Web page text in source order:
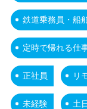
鉄道乗務員・船
定時で帰れる仕
正社員 リ
未経験 土